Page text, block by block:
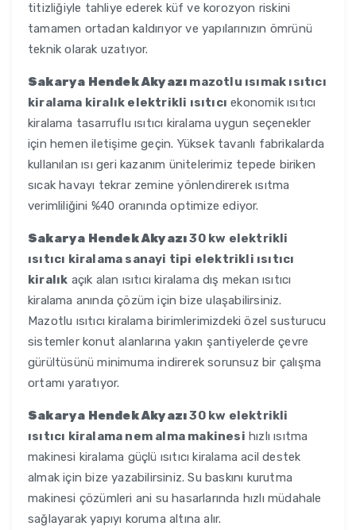
titizliğiyle tahliye ederek küf ve korozyon riskini
tamamen ortadan kaldırıyor ve yapılarınızın ömrünü
teknik olarak uzatıyor.
Sakarya Hendek Akyazı mazotlu ısımak ısıtıcı
kiralama kiralık elektrikli ısıtıcı ekonomik ısıtıcı
kiralama tasarruflu ısıtıcı kiralama uygun seçenekler
için hemen iletişime geçin. Yüksek tavanlı fabrikalarda
kullanılan ısı geri kazanım ünitelerimiz tepede biriken
sıcak havayı tekrar zemine yönlendirerek ısıtma
verimliliğini %40 oranında optimize ediyor.
Sakarya Hendek Akyazı30 kw elektrikli
ısıtıcı kiralama sanayi tipi elektrikli ısıtıcı
kiralık açık alan ısıtıcı kiralama dış mekan ısıtıcı
kiralama anında çözüm için bize ulaşabilirsiniz.
Mazotlu ısıtıcı kiralama birimlerimizdeki özel susturucu
sistemler konut alanlarına yakın şantiyelerde çevre
gürültüsünü minimuma indirerek sorunsuz bir çalışma
ortamı yaratıyor.
Sakarya Hendek Akyazı30 kw elektrikli
ısıtıcı kiralama nem alma makinesi hızlı ısıtma
makinesi kiralama güçlü ısıtıcı kiralama acil destek
almak için bize yazabilirsiniz. Su baskını kurutma
makinesi çözümleri ani su hasarlarında hızlı müdahale
sağlayarak yapıyı koruma altına alır.